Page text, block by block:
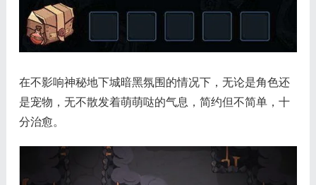
在不影响神秘地下城暗黑氛围的情况下，无论是角色还
是宠物，无不散发着萌萌哒的气息，简约但不简单，十
分治愈。